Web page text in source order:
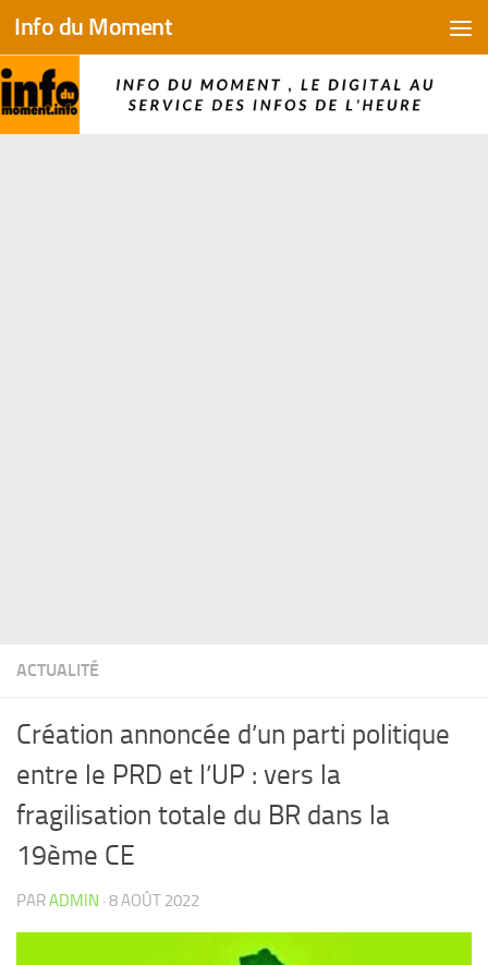
Skip to content
Info du Moment
ACTUALITÉ
Création annoncée d’un parti politique
entre le PRD et l’UP : vers la
fragilisation totale du BR dans la
19ème CE
PARADMIN · 8 AOÛT 2022